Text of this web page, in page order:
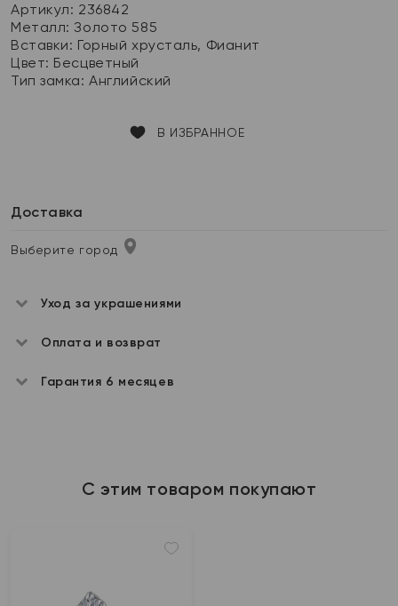
Артикул: 236842
Металл:Золото 585
Вставки: Горный хрусталь, Фианит
Цвет: Бесцветный
Тип замка:Английский
В ИЗБРАННОЕ
Доставка
Выберите город
Уход за украшениями
Оплата и возврат
Гарантия 6 месяцев
С этим товаром покупают